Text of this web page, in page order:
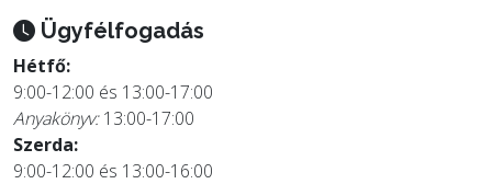
Ügyfélfogadás
Hétfő:
9:00-12:00 és 13:00-17:00
Anyakönyv:13:00-17:00
Szerda:
9:00-12:00 és 13:00-16:00